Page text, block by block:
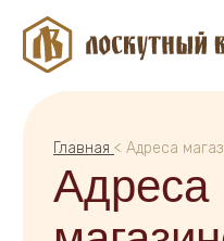
Главная
Адреса
магазинов
Лоскутный Воск теперь можно
не только на нашем сайте, но и
в наличии! Список постоянно